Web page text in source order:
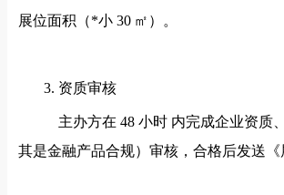
展位面积（*小 30 ㎡）。
3. 资质审核
主办方在 48 小时 内完成企业资质
其是金融产品合规）审核，合格后发送